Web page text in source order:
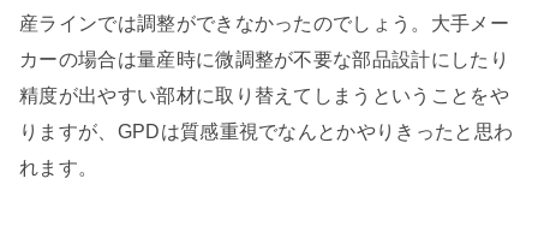
産ラインでは調整ができなかったのでしょう。大手メー
カーの場合は量産時に微調整が不要な部品設計にしたり
精度が出やすい部材に取り替えてしまうということをや
りますが、GPDは質感重視でなんとかやりきったと思わ
れます。